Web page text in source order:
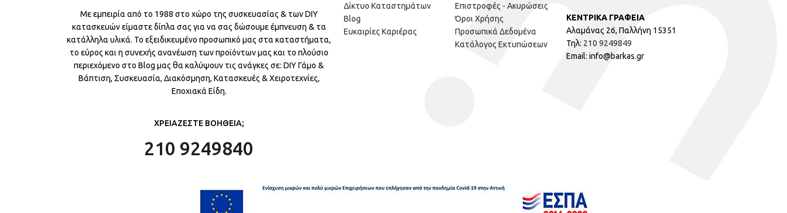
Με εμπειρία από το 1988 στο χώρο της συσκευασίας & των DIY
κατασκευών είμαστε δίπλα σας για να σας δώσουμε έμπνευση & τα
κατάλληλα υλικά. Το εξειδικευμένο προσωπικό μας στα καταστήματα,
το εύρος και η συνεχής ανανέωση των προϊόντων μας και το πλούσιο
περιεχόμενο στο Blog μας θα καλύψουν τις ανάγκες σε: DIY Γάμο &
Βάπτιση, Συσκευασία, Διακόσμηση, Κατασκευές & Χειροτεχνίες,
Εποχιακά Είδη.
ΧΡΕΙΑΖΕΣΤΕ ΒΟΗΘΕΙΑ;
210 9249840
Δίκτυο Καταστημάτων
Blog
Ευκαιρίες Καριέρας
Επιστροφές - Ακυρώσεις
Όροι Χρήσης
Προσωπικά Δεδομένα
Κατάλογος Εκτυπώσεων
ΚΕΝΤΡΙΚΑ ΓΡΑΦΕΙΑ
Αλαμάνας 26, Παλλήνη 15351
Τηλ: 210 9249849
Email: info@barkas.gr